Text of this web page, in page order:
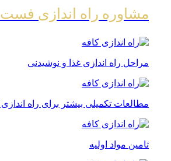
مشاوره راه اندازی فست فود
مراحل راه اندازی غذا و نوشیدنی
مطالعات تکمیلی بیشتر برای راه اندازی کافه
تامین مواد اولیه